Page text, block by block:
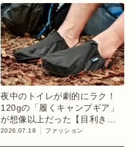
夜中のトイレが劇的にラク！
120gの「履くキャンプギア」
が想像以上だった【目利きの
キャンプギア】
2026.07.18 ファッション